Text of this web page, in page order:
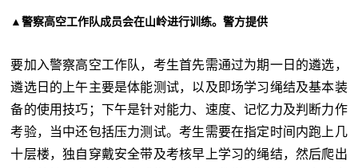
▲警察高空工作队成员会在山岭进行训练。警方提供
要加入警察高空工作队，考生首先需通过为期一日的遴选，
遴选日的上午主要是体能测试，以及即场学习绳结及基本装
备的使用技巧；下午是针对能力、速度、记忆力及判断力作
考验，当中还包括压力测试。考生需要在指定时间内跑上几
十层楼，独自穿戴安全带及考核早上学习的绳结，然后爬出